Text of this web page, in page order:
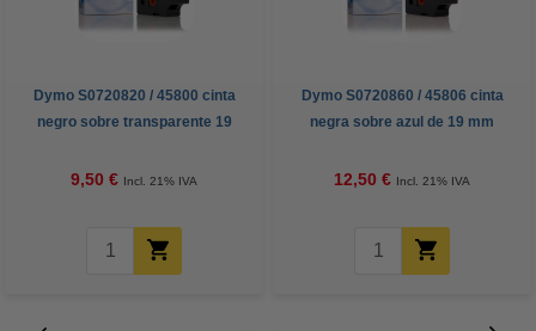
Dymo S0720820 / 45800 cinta
negro sobre transparente 19
9,50 € Incl. 21% IVA
Dymo S0720860 / 45806 cinta
negra sobre azul de 19 mm
12,50 € Incl. 21% IVA